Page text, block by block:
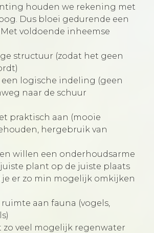
houden we rekening met
Dus bloei gedurende een
Met voldoende inheemse
structuur (zodat het geen
logische indeling (geen
naar de schuur
praktisch aan (mooie
hergebruik van
willen een onderhoudsarme
plant op de juiste plaats
er zo min mogelijk omkijken
aan fauna (vogels,
zo veel mogelijk regenwater